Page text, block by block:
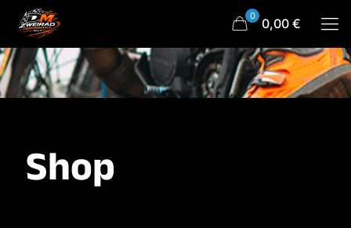
0 0,00 €
Shop